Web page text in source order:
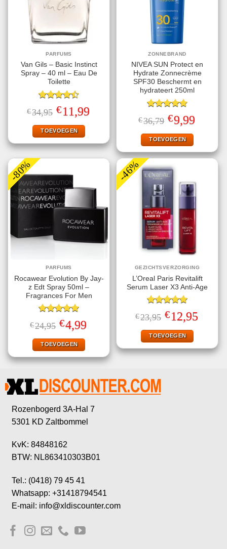
PARFUMS
Van Gils – Basic Instinct
Spray – 40 ml – Eau De
Toilette
Gewaardeerd
4.50uit 5
€34,95 Oorspronkelijke
prijs
was:
€34,95.
€11,99Huidige
prijs
TOEVOEGEN
ZONNEBRAND
NIVEA SUN Protect en
Hydrate Zonnecrème
SPF30 Beschermt en
hydrateert 250ml
Gewaardeerd
4.78uit 5
€36,79 Oorspronkelijke
prijs
was:
€36,79.
€9,99Huidige
prijs
TOEVOEGEN
-80%
PARFUMS
Rocawear Evolution By Jay-
z Edt Spray 50ml –
Fragrances For Men
Gewaardeerd
5.00uit 5
€24,95 Oorspronkelijke
prijs
was:
€24,95.
€4,99Huidige
prijs
TOEVOEGEN
-46%
GEZICHTSVERZORGING
L’Oreal Paris Revitalift
Serum Laser X3 Anti-Age
Gewaardeerd
5.00uit 5
€23,95 Oorspronkelijke
prijs
was:
€23,95.
€12,95prijs
TOEVOEGEN
Rozenbogerd 3A-Hal 7
5301 KD Zaltbommel
KvK: 84848162
BTW: NL863410303B01
Tel.: (0418) 79 45 41
Whatsapp: +31418794541
E-mail: info@xldiscounter.com